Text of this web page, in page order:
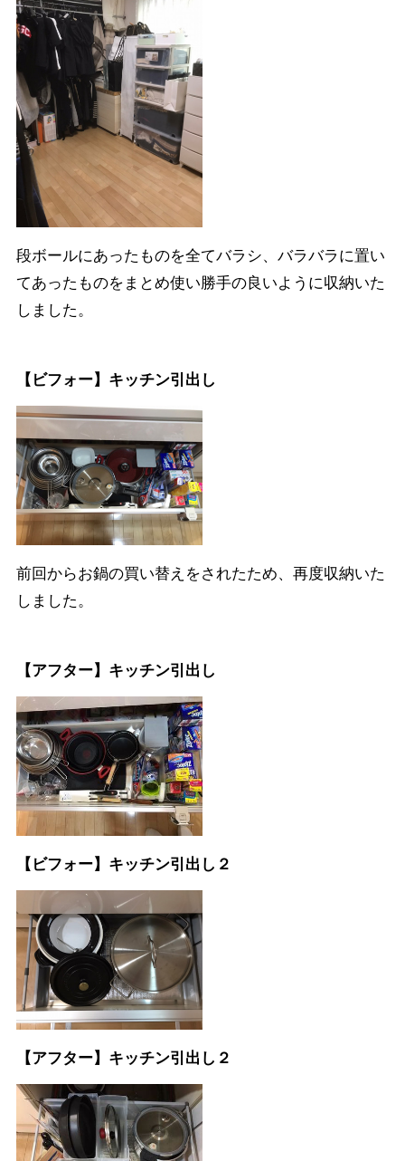
段ボールにあったものを全てバラシ、バラバラに置い
てあったものをまとめ使い勝手の良いように収納いた
しました。
【ビフォー】キッチン引出し
前回からお鍋の買い替えをされたため、再度収納いた
しました。
【アフター】キッチン引出し
【ビフォー】キッチン引出し２
【アフター】キッチン引出し２